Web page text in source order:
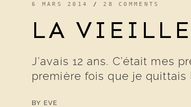
6 MARS 2014 / 28 COMMENTS
LA
J’avais 12 ans. C’était mes
première fois que je quittais
BY EVE